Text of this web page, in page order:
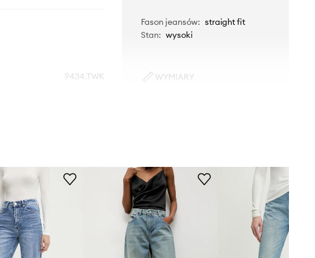
9434.TWK
Fason jeansów: straight fit
Stan: wysoki
WYMIARY
Tabela rozmiarów